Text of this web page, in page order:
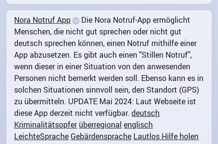
Nora Notruf App
Die Nora Notruf-App ermöglicht
Menschen, die nicht gut sprechen oder nicht gut
deutsch sprechen können, einen Notruf mithilfe einer
App abzusetzen. Es gibt auch einen "Stillen Notruf",
wenn dieser in einer Situation von den anwesenden
Personen nicht bemerkt werden soll. Ebenso kann es in
solchen Situationen sinnvoll sein, den Standort (GPS)
zu übermitteln. UPDATE Mai 2024: Laut Webseite ist
diese App derzeit nicht verfügbar. deutsch
Kriminalitätsopfer überregional englisch
LeichteSprache Gebärdensprache Lautlos Hilfe holen